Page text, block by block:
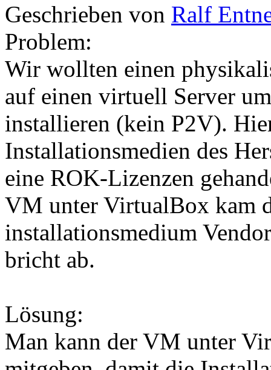
Geschrieben von Ralf
Problem:
Wir wollten einen
auf einen virtuell Server
installieren (kein P2V).
Installationsmedien des
eine ROK-Lizenzen
VM unter VirtualBox kam
installationsmedium
bricht ab.
Lösung:
Man kann der VM unter